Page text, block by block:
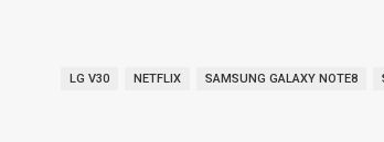
LG V30 NETFLIX SAMSUNG GALAXY NOTE8